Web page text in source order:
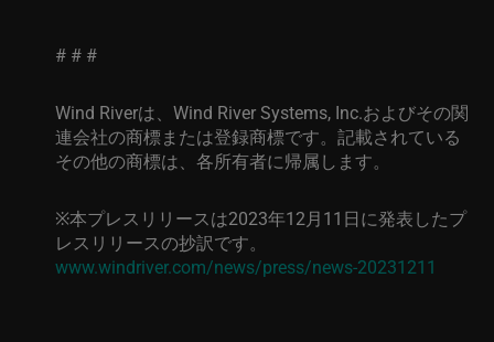
# # #
Wind Riverは、 Wind River Systems, Inc.およびその関
連会社の商標または登録商標です。記載されている
その他の商標は、各所有者に帰属します。
※本プレスリリースは2023年12月11 日に発表したプ
レスリリースの抄訳です。
www.windriver.com/news/press/news-20231211